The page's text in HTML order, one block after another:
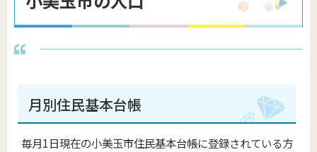
月別住民基本台帳
毎月1日現在の小美玉市住民基本台帳に登録されている方